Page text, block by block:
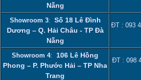
Nẵng
Showroom 3: Số 18 Lê Đình
Dương – Q. Hải Châu - TP Đà
Nẵng
ĐT : 093
Showroom 4: 106 Lê Hồng
Phong – P. Phước Hải – TP Nha
Trang
ĐT : 098